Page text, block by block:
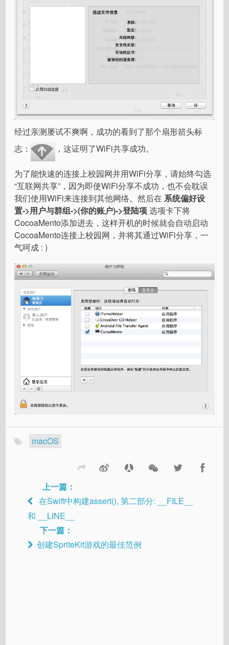
经过亲测屡试不爽啊，成功的看到了那个扇形箭头标
志：
，这证明了WiFi共享成功。
为了能快速的连接上校园网并用WiFi分享，请始终勾选
“互联网共享”，因为即使WiFi分享不成功，也不会耽误
我们使用WiFi来连接到其他网络。然后在 系统偏好设
置->用户与群组->(你的账户)->登陆项选项卡下将
CocoaMento添加进去，这样开机的时候就会自动启动
CocoaMento连接上校园网，并将其通过WiFi分享，一
气呵成 : )
macOS
上一篇：
在Swift中构建assert(), 第二部分: __FILE__
和 __LINE__
下一篇：
创建SpriteKit游戏的最佳范例